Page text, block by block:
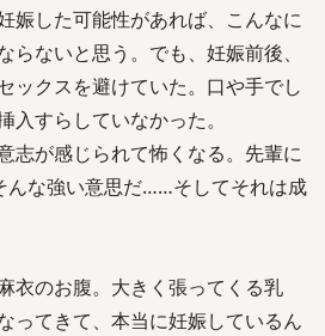
娠した可能性があれば、こんなに
らないと思う。でも、妊娠前後、
ックスを避けていた。口や手でし
入すらしていなかった。
志が感じられて怖くなる。先輩に
な強い意思だ……そしてそれは成
衣のお腹。大きく張ってくる乳
ってきて、本当に妊娠しているん